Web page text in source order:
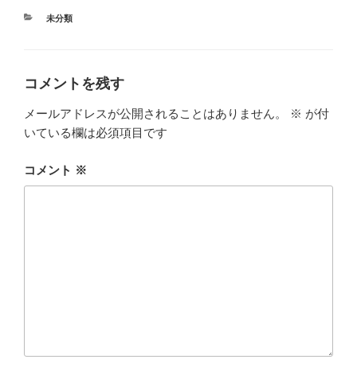
カ
未分類
コメントを残す
メールアドレスが公開されることはありません。 ※ が付
いている欄は必須項目です
コメント ※